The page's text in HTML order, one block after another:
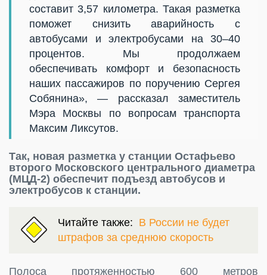
составит 3,57 километра. Такая разметка
поможет снизить аварийность с
автобусами и электробусами на 30–40
процентов. Мы продолжаем
обеспечивать комфорт и безопасность
наших пассажиров по поручению Сергея
Собянина», — рассказал заместитель
Мэра Москвы по вопросам транспорта
Максим Ликсутов.
Так, новая разметка у станции Остафьево
второго Московского центрального диаметра
(МЦД-2) обеспечит подъезд автобусов и
электробусов к станции.
Читайте также: В России не будет
штрафов за среднюю скорость
Полоса протяженностью 600 метров